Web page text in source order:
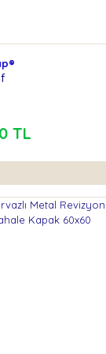
TL